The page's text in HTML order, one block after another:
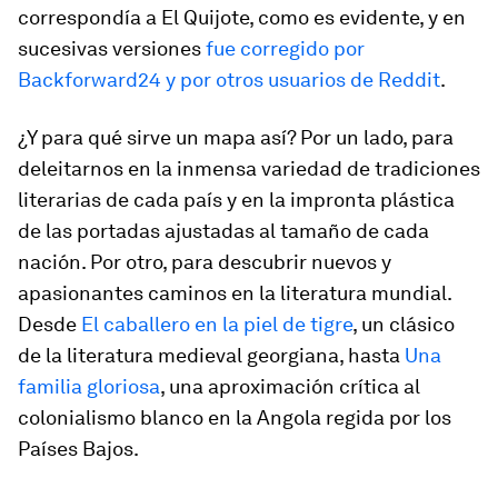
correspondía a El Quijote, como es evidente, y en
sucesivas versionesfue corregido por
Backforward24 y por otros usuarios de Reddit.
¿Y para qué sirve un mapa así? Por un lado, para
deleitarnos en la inmensa variedad de tradiciones
literarias de cada país y en la impronta plástica
de las portadas ajustadas al tamaño de cada
nación. Por otro, para descubrir nuevos y
apasionantes caminos en la literatura mundial.
Desde El caballero en la piel de tigre, un clásico
de la literatura medieval georgiana, hasta Una
familia gloriosa, una aproximación crítica al
colonialismo blanco en la Angola regida por los
Países Bajos.